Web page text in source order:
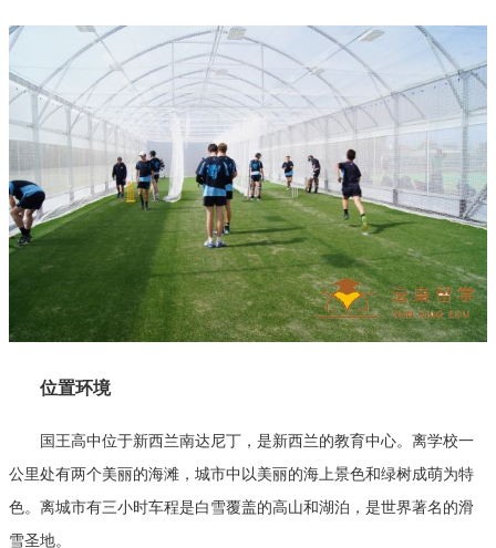
位置环境
国王高中位于新西兰南达尼丁，是新西兰的教育中心。离学校一
公里处有两个美丽的海滩，城市中以美丽的海上景色和绿树成萌为特
色。离城市有三小时车程是白雪覆盖的高山和湖泊，是世界著名的滑
雪圣地。